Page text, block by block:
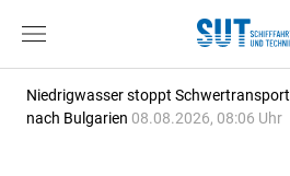
Niedrigwasser stoppt Schwertransport
nach Bulgarien 08.08.2026, 08:06 Uhr